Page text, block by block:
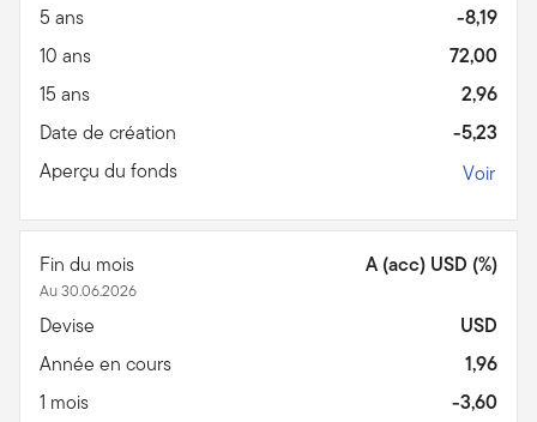
5 ans
-8,19
10 ans
72,00
15 ans
2,96
Date de création
-5,23
Aperçu du fonds
Voir
Fin du mois
Au 30.06.2026
A (acc) USD (%)
Devise
USD
Année en cours
1,96
1 mois
-3,60